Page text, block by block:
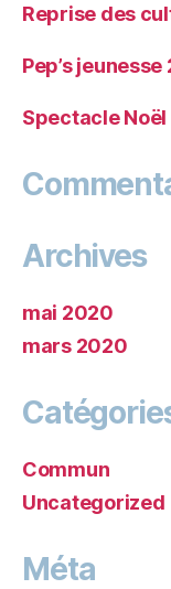
Reprise des
Pep’s
Spectacle Noël
Archives
mai 2020
mars 2020
Commun
Uncategorized
Méta